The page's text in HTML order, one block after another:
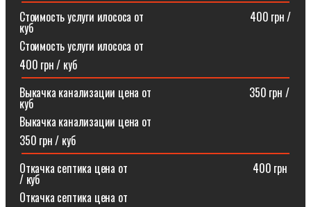
Стоимость услуги илососа от⠀⠀⠀⠀⠀⠀⠀⠀⠀⠀⠀⠀⠀400 грн /
куб
Стоимость услуги илососа от
400 грн / куб
Выкачка канализации цена от⠀⠀⠀⠀⠀⠀⠀⠀⠀⠀⠀⠀350 грн /
куб
Выкачка канализации цена от
350 грн / куб
Откачка септика цена от ⠀⠀⠀⠀⠀⠀⠀⠀⠀⠀⠀⠀⠀⠀⠀400 грн
/ куб
Откачка септика цена от